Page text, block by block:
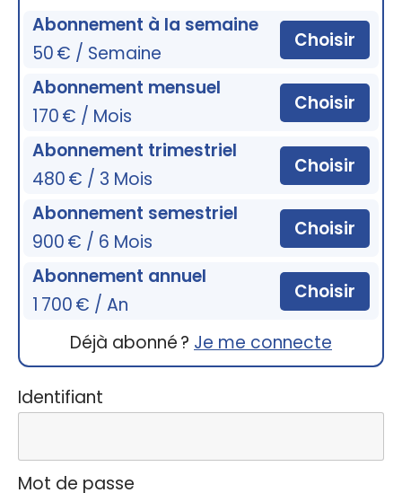
Abonnement à la semaine
50 € / Semaine
Choisir
Abonnement mensuel
170 € / Mois
Choisir
Abonnement trimestriel
480 € / 3 Mois
Choisir
Abonnement semestriel
900 € / 6 Mois
Choisir
Abonnement annuel
1 700 € / An
Choisir
Déjà abonné ? Je me connecte
Identifiant
Mot de passe